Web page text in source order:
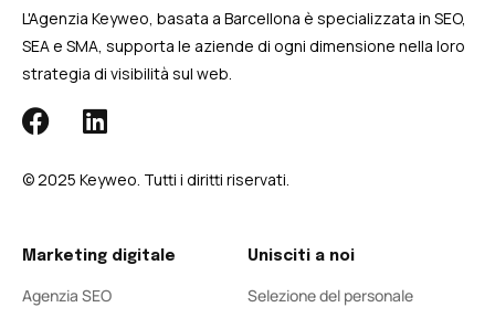
L'Agenzia Keyweo, basata a Barcellona è specializzata in SEO,
SEA e SMA, supporta le aziende di ogni dimensione nella loro
strategia di visibilità sul web.
© 2025 Keyweo. Tutti i diritti riservati.
Marketing digitale
Agenzia SEO
Unisciti a noi
Selezione del personale